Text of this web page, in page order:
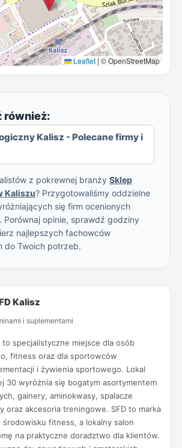
Leaflet | © OpenStreetMap
również:
Kalisz - Polecane firmy i
z pokrewnej branży Sklep
Kaliszu? Przygotowaliśmy oddzielne
się firm ocenionych
Porównaj opinie, sprawdź godziny
najlepszych fachowców
do Twoich potrzeb.
Kalisz
i suplementami
to specjalistyczne miejsce dla osób
fitness oraz dla sportowców
i żywienia sportowego. Lokal
30 wyróżnia się bogatym asortymentem
gainery, aminokwasy, spalacze
oraz akcesoria treningowe. SFD to marka
środowisku fitness, a lokalny salon
na praktyczne doradztwo dla klientów.